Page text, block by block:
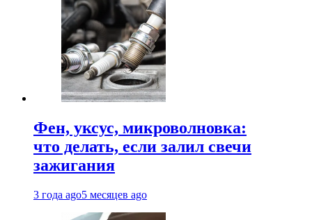
Фен, уксус, микроволновка:
что делать, если залил свечи
зажигания
3 года ago5 месяцев ago